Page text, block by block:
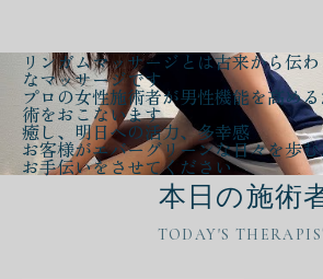
リンガムマッサージとは古来から伝わ
なマッサージです
プロの女性施術者が男性機能を高める
術をおこないます
癒し、明日への活力、多幸感
お客様がエバーグリーンな日々を歩
お手伝いをさせてください
本日の施術
TODAY'S